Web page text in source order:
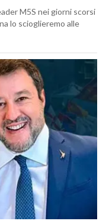
M5S nei giorni scorsi
lo scioglieremo alle